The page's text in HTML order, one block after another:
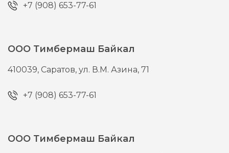
+7 (908) 653-77-61
ООО Тимбермаш Байкал
410039, Саратов,ул. В.М. Азина, 71
+7 (908) 653-77-61
ООО Тимбермаш Байкал